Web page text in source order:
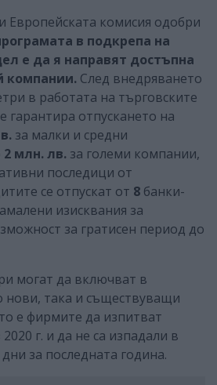
Европейската комисия одобри
в подкрепа на
е да я направят достъпна
компании. След внедряването
в работата на търговските
гарантира отпускането на
за малки и средни
2 млн. лв. за големи компании,
последици от
се отпускат от 8 банки-
изисквания за
за гратисен период до
могат да включват в
нови, така и съществуващи
е фирмите да изпитват
г. и да не са изпадали в
за последната година.